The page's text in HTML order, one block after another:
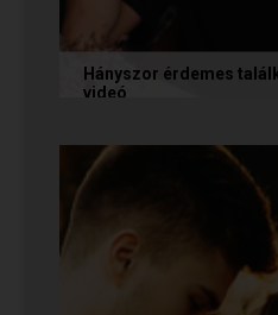
Hányszor érdemes
videó
tépelődünk: mit tegyünk,
szimpatikusnak találunk